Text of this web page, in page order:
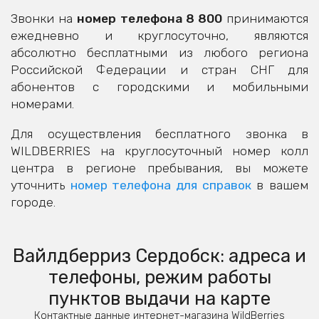
Звонки на номер телефона 8 800принимаются
ежедневно и круглосуточно, являются
абсолютно бесплатными из любого региона
Российской Федерации и стран СНГ для
абонентов с городскими и мобильными
номерами.
Для осуществления бесплатного звонка в
WILDBERRIES на круглосуточный номер колл
центра в регионе пребывания, вы можете
уточнить номер телефона для справокв вашем
городе.
Вайлдберриз Сердобск: адреса и
телефоны, режим работы
пунктов выдачи на карте
Контактные данные интернет-магазина WildBerries